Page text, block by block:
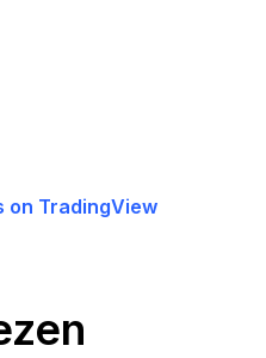
on TradingView